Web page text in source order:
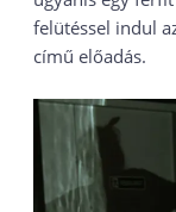
felütéssel indul
című előadás.